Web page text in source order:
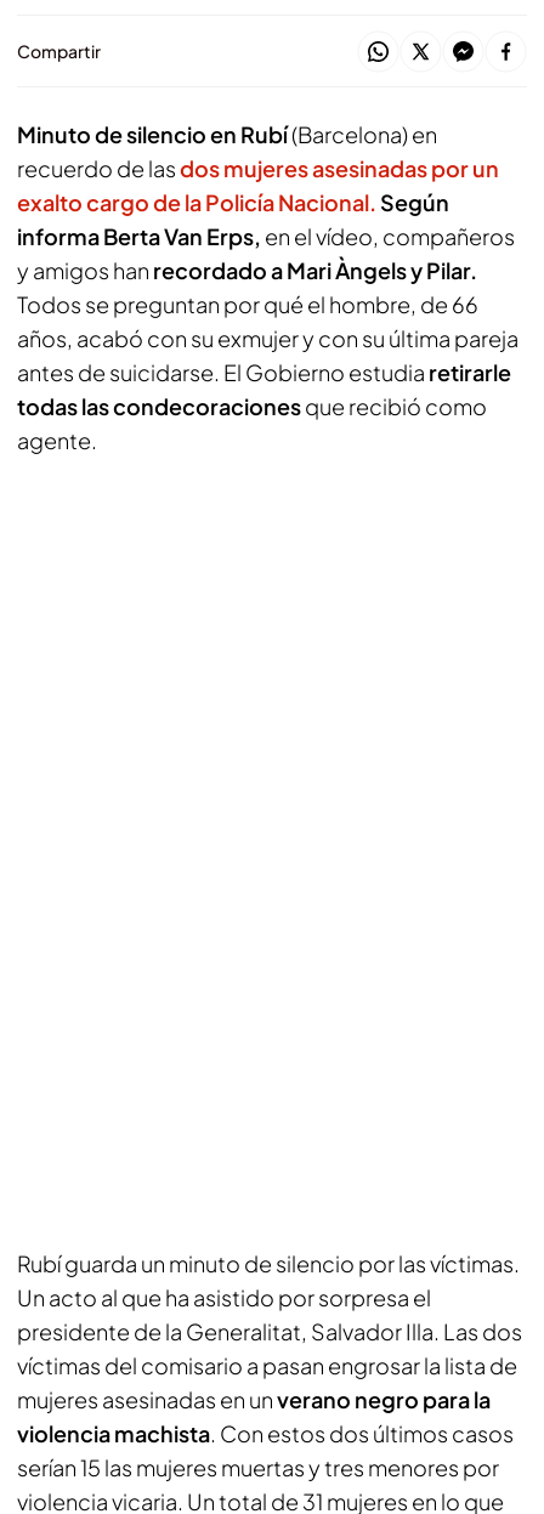
Compartir
Minuto de silencio en Rubí(Barcelona) en
recuerdo de lasdos mujeres asesinadas por un
exalto cargo de la Policía Nacional. Según
informa Berta Van Erps, en el vídeo, compañeros
y amigos han recordado a Mari Àngels y Pilar.
Todos se preguntan por qué el hombre, de 66
años, acabó con su exmujer y con su última pareja
antes de suicidarse. El Gobierno estudia retirarle
todas las condecoracionesque recibió como
agente.
Rubí guarda un minuto de silencio por las víctimas.
Un acto al que ha asistido por sorpresa el
presidente de la Generalitat, Salvador Illa. Las dos
víctimas del comisario a pasan engrosar la lista de
mujeres asesinadas en unverano negro para la
violencia machista. Con estos dos últimos casos
serían 15 las mujeres muertas y tres menores por
violencia vicaria. Un total de 31 mujeres en lo que